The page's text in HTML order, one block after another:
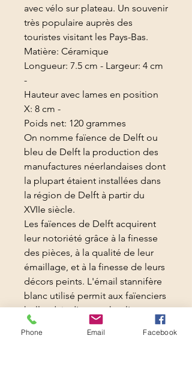
avec vélo sur plateau. Un souvenir
très populaire auprès des
touristes visitant les Pays-Bas.
Matière: Céramique
Longueur: 7.5 cm - Largeur: 4 cm
-
Hauteur avec lames en position
X: 8 cm -
Poids net: 120 grammes
On nomme faïence de Delft ou
bleu de Delft la production des
manufactures néerlandaises dont
la plupart étaient installées dans
la région de Delft à partir du
XVIIe siècle.
Les faïences de Delft acquirent
leur notoriété grâce à la finesse
des pièces, à la qualité de leur
émaillage, et à la finesse de leurs
décors peints. L'émail stannifère
blanc utilisé permit aux faïenciers
hollandais d'approcher l'aspect
de la porcelaine chinoise,
largement diffusée dans le pays
Phone Email Facebook